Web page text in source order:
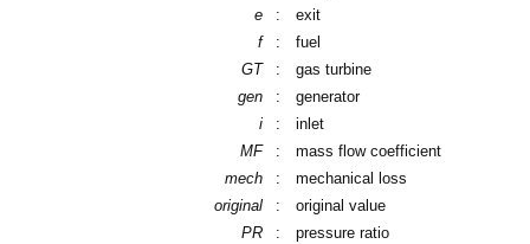
e
:
exit
f
:
fuel
GT
:
gas turbine
gen
:
generator
i
:
inlet
MF
:
mass flow coefficient
mech
:
mechanical loss
original
:
original value
PR
:
pressure ratio